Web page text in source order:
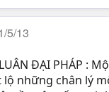
5/13
ĐẠI PHÁP :
những chân lý